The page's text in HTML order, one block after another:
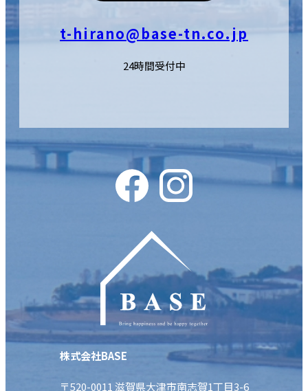
t-hirano@base-tn.co.jp
24時間受付中
株式会社BASE
〒520-0011 滋賀県大津市南志賀1丁目3-6